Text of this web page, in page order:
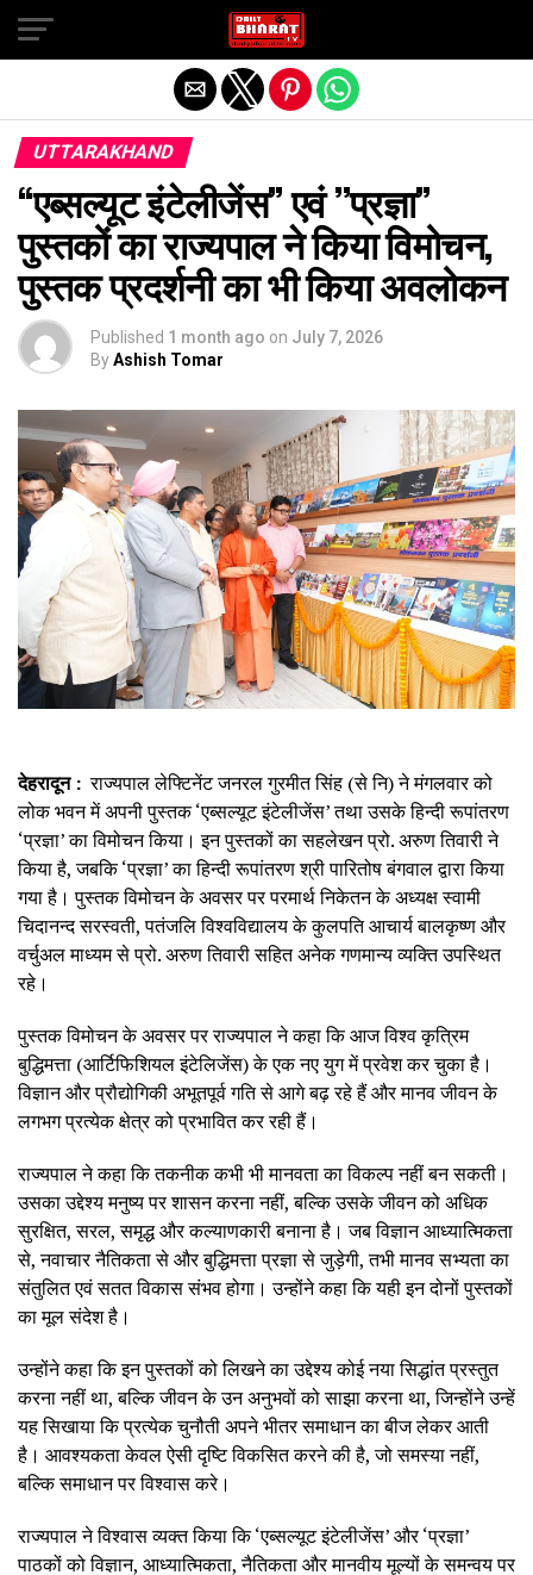
UTTARAKHAND
‘‘एब्सल्यूट इंटेलीजेंस’’ एवं ’’प्रज्ञा’’
पुस्तकों का राज्यपाल ने किया विमोचन,
पुस्तक प्रदर्शनी का भी किया अवलोकन
Published 1 month ago on July 7, 2026
ByAshish Tomar
देहरादून :राज्यपाल लेफ्टिनेंट जनरल गुरमीत सिंह (से नि) ने मंगलवार को
लोक भवन में अपनी पुस्तक ‘एब्सल्यूट इंटेलीजेंस’ तथा उसके हिन्दी रूपांतरण
‘प्रज्ञा’ का विमोचन किया। इन पुस्तकों का सहलेखन प्रो. अरुण तिवारी ने
किया है, जबकि ‘प्रज्ञा’ का हिन्दी रूपांतरण श्री पारितोष बंगवाल द्वारा किया
गया है। पुस्तक विमोचन के अवसर पर परमार्थ निकेतन के अध्यक्ष स्वामी
चिदानन्द सरस्वती, पतंजलि विश्वविद्यालय के कुलपति आचार्य बालकृष्ण और
वर्चुअल माध्यम से प्रो. अरुण तिवारी सहित अनेक गणमान्य व्यक्ति उपस्थित
रहे।
पुस्तक विमोचन के अवसर पर राज्यपाल ने कहा कि आज विश्व कृत्रिम
बुद्धिमत्ता (आर्टिफिशियल इंटेलिजेंस) के एक नए युग में प्रवेश कर चुका है।
विज्ञान और प्रौद्योगिकी अभूतपूर्व गति से आगे बढ़ रहे हैं और मानव जीवन के
लगभग प्रत्येक क्षेत्र को प्रभावित कर रही हैं।
राज्यपाल ने कहा कि तकनीक कभी भी मानवता का विकल्प नहीं बन सकती।
उसका उद्देश्य मनुष्य पर शासन करना नहीं, बल्कि उसके जीवन को अधिक
सुरक्षित, सरल, समृद्ध और कल्याणकारी बनाना है। जब विज्ञान आध्यात्मिकता
से, नवाचार नैतिकता से और बुद्धिमत्ता प्रज्ञा से जुड़ेगी, तभी मानव सभ्यता का
संतुलित एवं सतत विकास संभव होगा। उन्होंने कहा कि यही इन दोनों पुस्तकों
का मूल संदेश है।
उन्होंने कहा कि इन पुस्तकों को लिखने का उद्देश्य कोई नया सिद्धांत प्रस्तुत
करना नहीं था, बल्कि जीवन के उन अनुभवों को साझा करना था, जिन्होंने उन्हें
यह सिखाया कि प्रत्येक चुनौती अपने भीतर समाधान का बीज लेकर आती
है। आवश्यकता केवल ऐसी दृष्टि विकसित करने की है, जो समस्या नहीं,
बल्कि समाधान पर विश्वास करे।
राज्यपाल ने विश्वास व्यक्त किया कि ‘एब्सल्यूट इंटेलीजेंस’ और ‘प्रज्ञा’
पाठकों को विज्ञान, आध्यात्मिकता, नैतिकता और मानवीय मूल्यों के समन्वय पर
Exit mobile version